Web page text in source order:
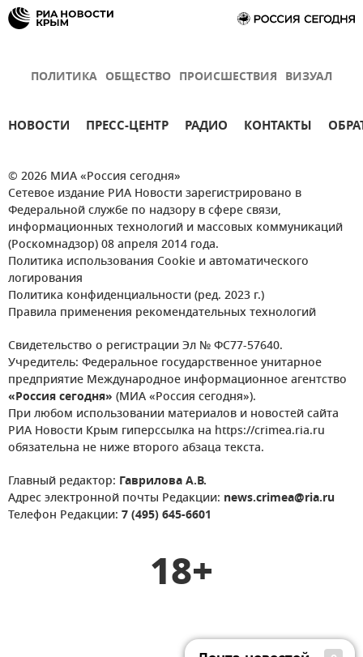
ПОЛИТИКА ОБЩЕСТВО ПРОИСШЕСТВИЯ ВИЗУАЛ
НОВОСТИ ПРЕСС-ЦЕНТР РАДИО КОНТАКТЫ
© 2026 МИА «Россия сегодня»
Сетевое издание РИА Новости зарегистрировано в
Федеральной службе по надзору в сфере связи,
информационных технологий и массовых коммуникаций
(Роскомнадзор) 08 апреля 2014 года.
Политика использования Cookie и автоматического
логирования
Политика конфиденциальности (ред. 2023 г.)
Правила применения рекомендательных технологий
Свидетельство о регистрации Эл № ФС77-57640.
Учредитель: Федеральное государственное унитарное
предприятие Международное информационное агентство
«Россия сегодня» (МИА «Россия сегодня»).
При любом использовании материалов и новостей сайта
РИА Новости Крым гиперссылка на https://crimea.ria.ru
обязательна не ниже второго абзаца текста.
Главный редактор: Гаврилова А.В.
Адрес электронной почты Редакции: news.crimea@ria.ru
Телефон Редакции: 7 (495) 645-6601
18+